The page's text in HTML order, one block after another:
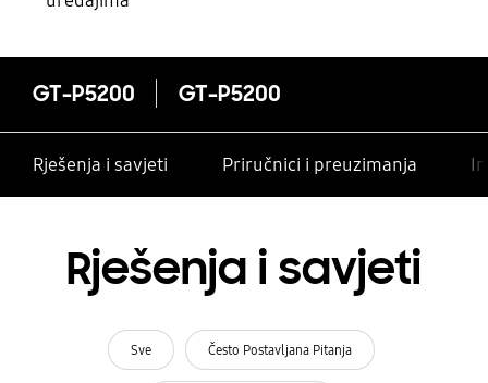
GT-P5200 GT-P5200
Rješenja i savjeti Priručnici i preuzimanja
Rješenja i savjeti
Sve Često Postavljana Pitanja